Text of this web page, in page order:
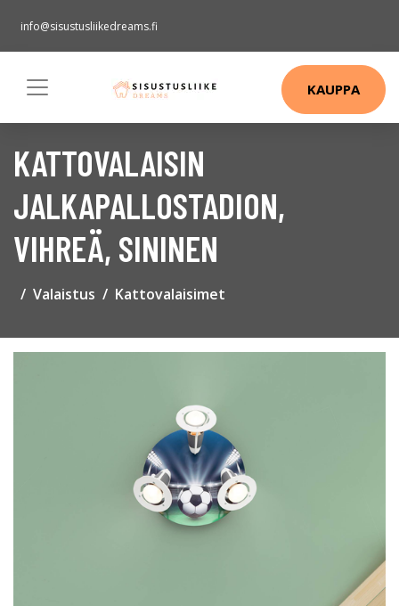
info@sisustusliikedreams.fi
KAUPPA
KATTOVALAISIN
JALKAPALLOSTADION,
VIHREÄ, SININEN
Valaistus Kattovalaisimet